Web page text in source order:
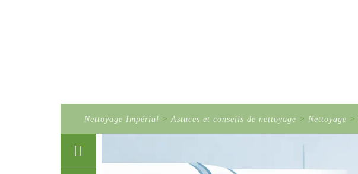
Nettoyage Impérial >Astuces et conseils de nettoyage > Nettoyage >